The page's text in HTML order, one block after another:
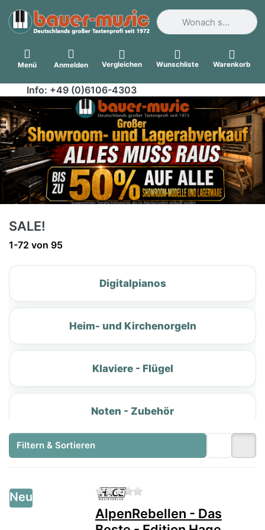
Geben Sie einen
Menü Anmelden Vergleichen Wunschliste Warenkorb
Info: +49 (0)6106-4303
SALE!
Suchergebnisse:
1-72 von 95
Digitalpianos
Heim- und Kirchenorgeln
Klaviere - Flügel
Noten - Zubehör
Gebrauchte
Musikinstrumente &
Filtern & Sortieren
Neu Zu diesem Produkt liegen
AlpenRebellen - Das